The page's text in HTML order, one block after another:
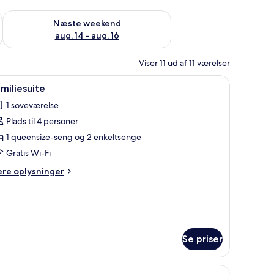
aug. 7 - aug. 9
Næste weekend
aug. 14 - aug. 16
Tjek tilgængelighed for næste weekend aug. 14 - aug. 16
Viser 11 ud af 11 værelser
med stol, et fjernsyn ophængt på væggen og en sengetavlelampe.
Et hotelværelse med seng, skrivebord, stol
12
1 soveværelse
Plads til 4 personer
1 queensize-seng og 2 enkeltsenge
Gratis Wi-Fi
oplysninger
Se priser
skrivebord, stol og et spejl.Et moderne hotelværelse med en seng, en